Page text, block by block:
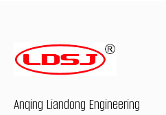
Anqing Liandong Engineering